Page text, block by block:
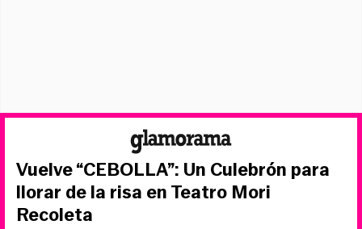
Vuelve “CEBOLLA”: Un Culebrón para
llorar de la risa en Teatro Mori
Recoleta